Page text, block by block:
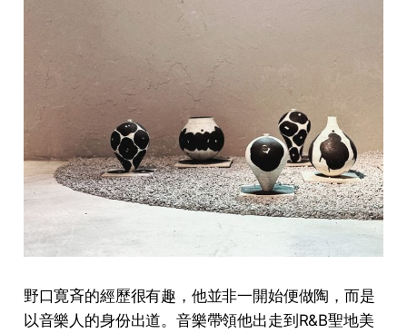
野口寛斉的經歷很有趣，他並非一開始便做陶，而是
以音樂人的身份出道。音樂帶領他出走到R&B聖地美